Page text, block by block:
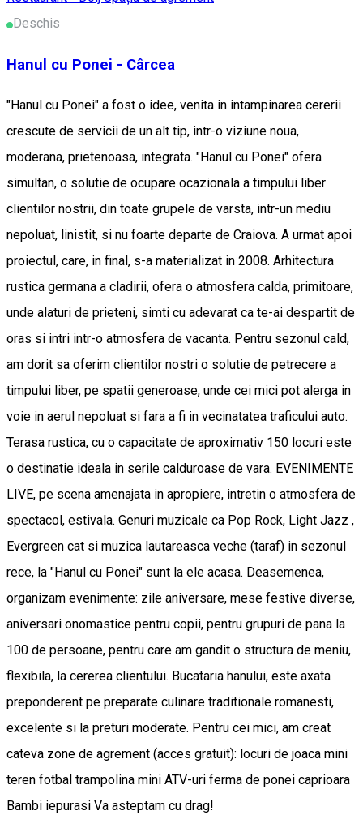
Deschis
Hanul cu Ponei - Cârcea
"Hanul cu Ponei" a fost o idee, venita in intampinarea cererii
crescute de servicii de un alt tip, intr-o viziune noua,
moderana, prietenoasa, integrata. "Hanul cu Ponei" ofera
simultan, o solutie de ocupare ocazionala a timpului liber
clientilor nostrii, din toate grupele de varsta, intr-un mediu
nepoluat, linistit, si nu foarte departe de Craiova. A urmat apoi
proiectul, care, in final, s-a materializat in 2008. Arhitectura
rustica germana a cladirii, ofera o atmosfera calda, primitoare,
unde alaturi de prieteni, simti cu adevarat ca te-ai despartit de
oras si intri intr-o atmosfera de vacanta. Pentru sezonul cald,
am dorit sa oferim clientilor nostri o solutie de petrecere a
timpului liber, pe spatii generoase, unde cei mici pot alerga in
voie in aerul nepoluat si fara a fi in vecinatatea traficului auto.
Terasa rustica, cu o capacitate de aproximativ 150 locuri este
o destinatie ideala in serile calduroase de vara. EVENIMENTE
LIVE, pe scena amenajata in apropiere, intretin o atmosfera de
spectacol, estivala. Genuri muzicale ca Pop Rock, Light Jazz ,
Evergreen cat si muzica lautareasca veche (taraf) in sezonul
rece, la "Hanul cu Ponei" sunt la ele acasa. Deasemenea,
organizam evenimente: zile aniversare, mese festive diverse,
aniversari onomastice pentru copii, pentru grupuri de pana la
100 de persoane, pentru care am gandit o structura de meniu,
flexibila, la cererea clientului. Bucataria hanului, este axata
preponderent pe preparate culinare traditionale romanesti,
excelente si la preturi moderate. Pentru cei mici, am creat
cateva zone de agrement (acces gratuit): locuri de joaca mini
teren fotbal trampolina mini ATV-uri ferma de ponei caprioara
Bambi iepurasi Va asteptam cu drag!